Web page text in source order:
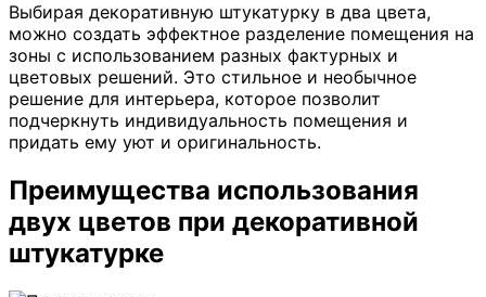
Выбирая декоративную штукатурку в два цвета,
можно создать эффектное разделение помещения на
зоны с использованием разных фактурных и
цветовых решений. Это стильное и необычное
решение для интерьера, которое позволит
подчеркнуть индивидуальность помещения и
придать ему уют и оригинальность.
Преимущества использования
двух цветов при декоративной
штукатурке